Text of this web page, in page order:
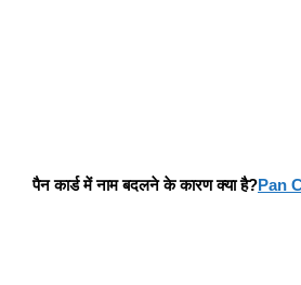
पैन कार्ड में नाम बदलने के कारण क्या है?Pan